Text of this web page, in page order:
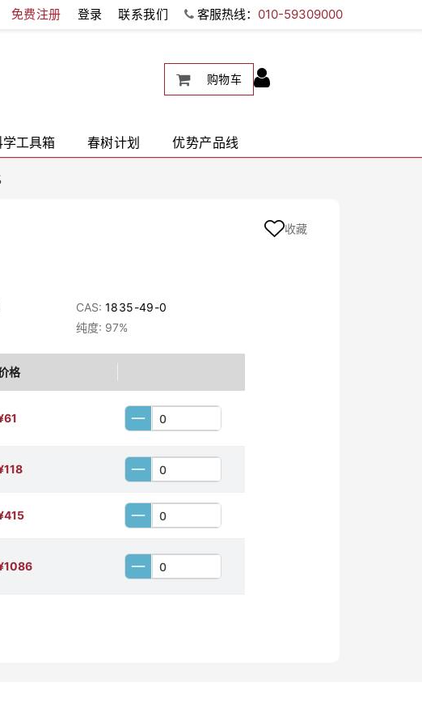
免费注册 登录 联系我们 客服热线： 010-59309000
购物车
学工具箱 春树计划 优势产品线
CAS: 1835-49-0
纯度: 97%
格
61
118
415
1086
收藏